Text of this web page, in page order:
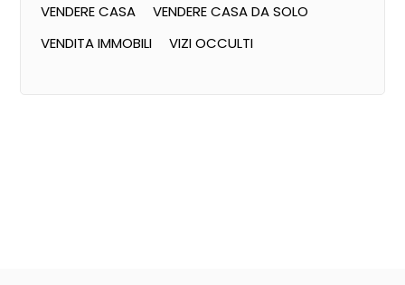
VENDERE CASA
VENDERE CASA DA SOLO
VENDITA IMMOBILI
VIZI OCCULTI